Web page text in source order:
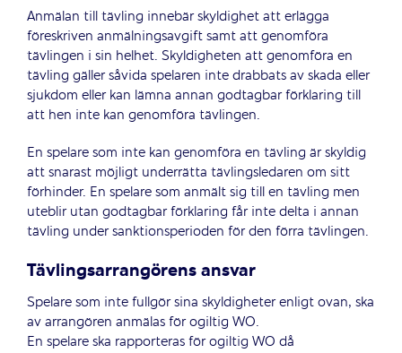
Anmälan till tävling innebär skyldighet att erlägga
föreskriven anmälningsavgift samt att genomföra
tävlingen i sin helhet. Skyldigheten att genomföra en
tävling gäller såvida spelaren inte drabbats av skada eller
sjukdom eller kan lämna annan godtagbar förklaring till
att hen inte kan genomföra tävlingen.
En spelare som inte kan genomföra en tävling är skyldig
att snarast möjligt underrätta tävlingsledaren om sitt
förhinder. En spelare som anmält sig till en tävling men
uteblir utan godtagbar förklaring får inte delta i annan
tävling under sanktionsperioden för den förra tävlingen.
Tävlingsarrangörens ansvar
Spelare som inte fullgör sina skyldigheter enligt ovan, ska
av arrangören anmälas för ogiltig WO.
En spelare ska rapporteras för ogiltig WO då